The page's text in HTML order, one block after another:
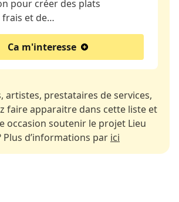
pour créer des plats
frais et de…
Ca m'interesse
artistes, prestataires de services,
faire apparaitre dans cette liste et
occasion soutenir le projet Lieu
Plus d’informations par ici